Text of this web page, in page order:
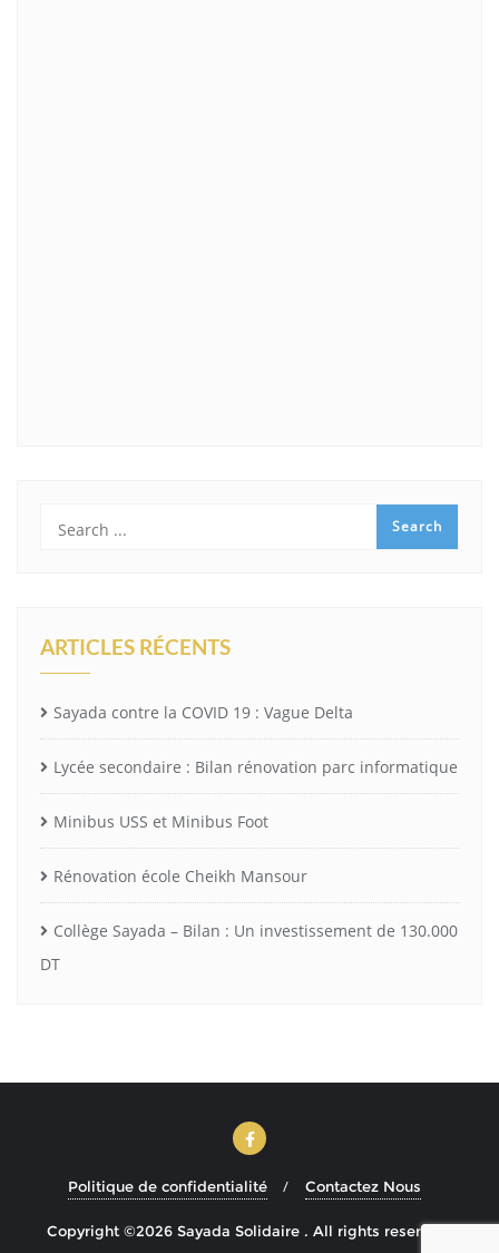
ARTICLES RÉCENTS
Sayada contre la COVID 19 : Vague Delta
Lycée secondaire : Bilan rénovation parc informatique
Minibus USS et Minibus Foot
Rénovation école Cheikh Mansour
Collège Sayada – Bilan : Un investissement de 130.000
DT
Politique de confidentialité Contactez Nous
Copyright ©2026 Sayada Solidaire . All rights reserved.